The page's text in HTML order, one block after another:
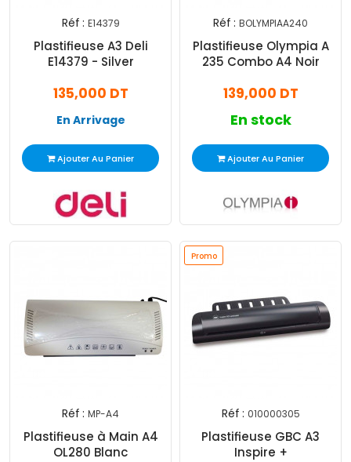
Réf : E14379
Plastifieuse A3 Deli
E14379 - Silver
135,000 DT
En Arrivage
Ajouter Au Panier
Réf : BOLYMPIAA240
Plastifieuse Olympia A
235 Combo A4 Noir
139,000 DT
En stock
Ajouter Au Panier
Réf : MP-A4
Plastifieuse à Main A4
OL280 Blanc
Promo
Réf : 010000305
Plastifieuse GBC A3
Inspire +